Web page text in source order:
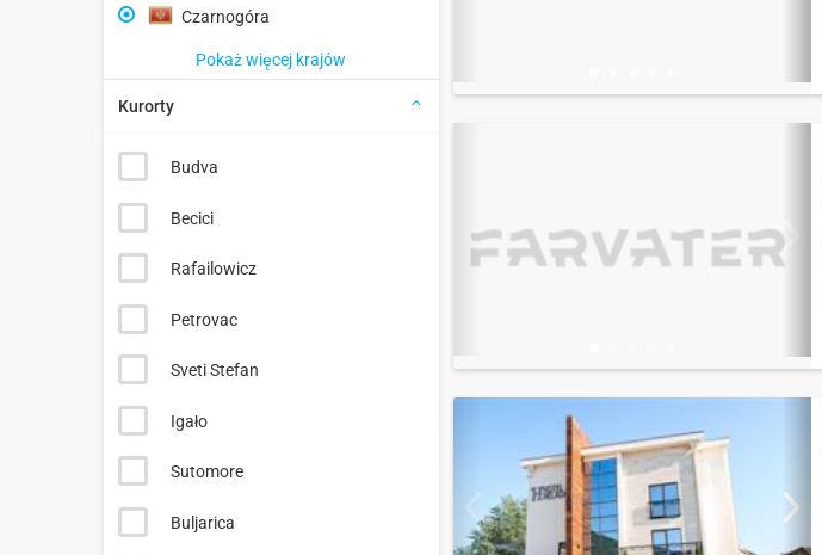
Czarnogóra
Pokaż więcej krajów
Kurorty
Budva
Becici
Rafailowicz
Petrovac
Sveti Stefan
Igało
Sutomore
Buljarica